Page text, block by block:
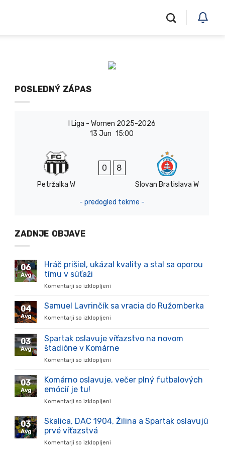
POSLEDNÝ ZÁPAS
I Liga - Women 2025-2026
13 Jun 15:00
Petržalka W
0 8
Slovan Bratislava W
- predogled tekme -
ZADNJE OBJAVE
06
Avg
Hráč prišiel, ukázal kvality a stal sa oporou
tímu v súťaži
Komentarji so izklopljeni
prišiel,
stal
sa
súťaži
04
Avg
Samuel Lavrinčík sa vracia do Ružomberka
Komentarji so izklopljeni
Lavrinčík
vracia
03
Avg
Spartak oslavuje víťazstvo na novom
štadióne v Komárne
Komentarji so izklopljeni
oslavuje
v
03
Avg
Komárno oslavuje, večer plný futbalových
emócií je tu!
Komentarji so izklopljeni
oslavuje,
03
Avg
Skalica, DAC 1904, Žilina a Spartak oslavujú
prvé víťazstvá
Komentarji so izklopljeni